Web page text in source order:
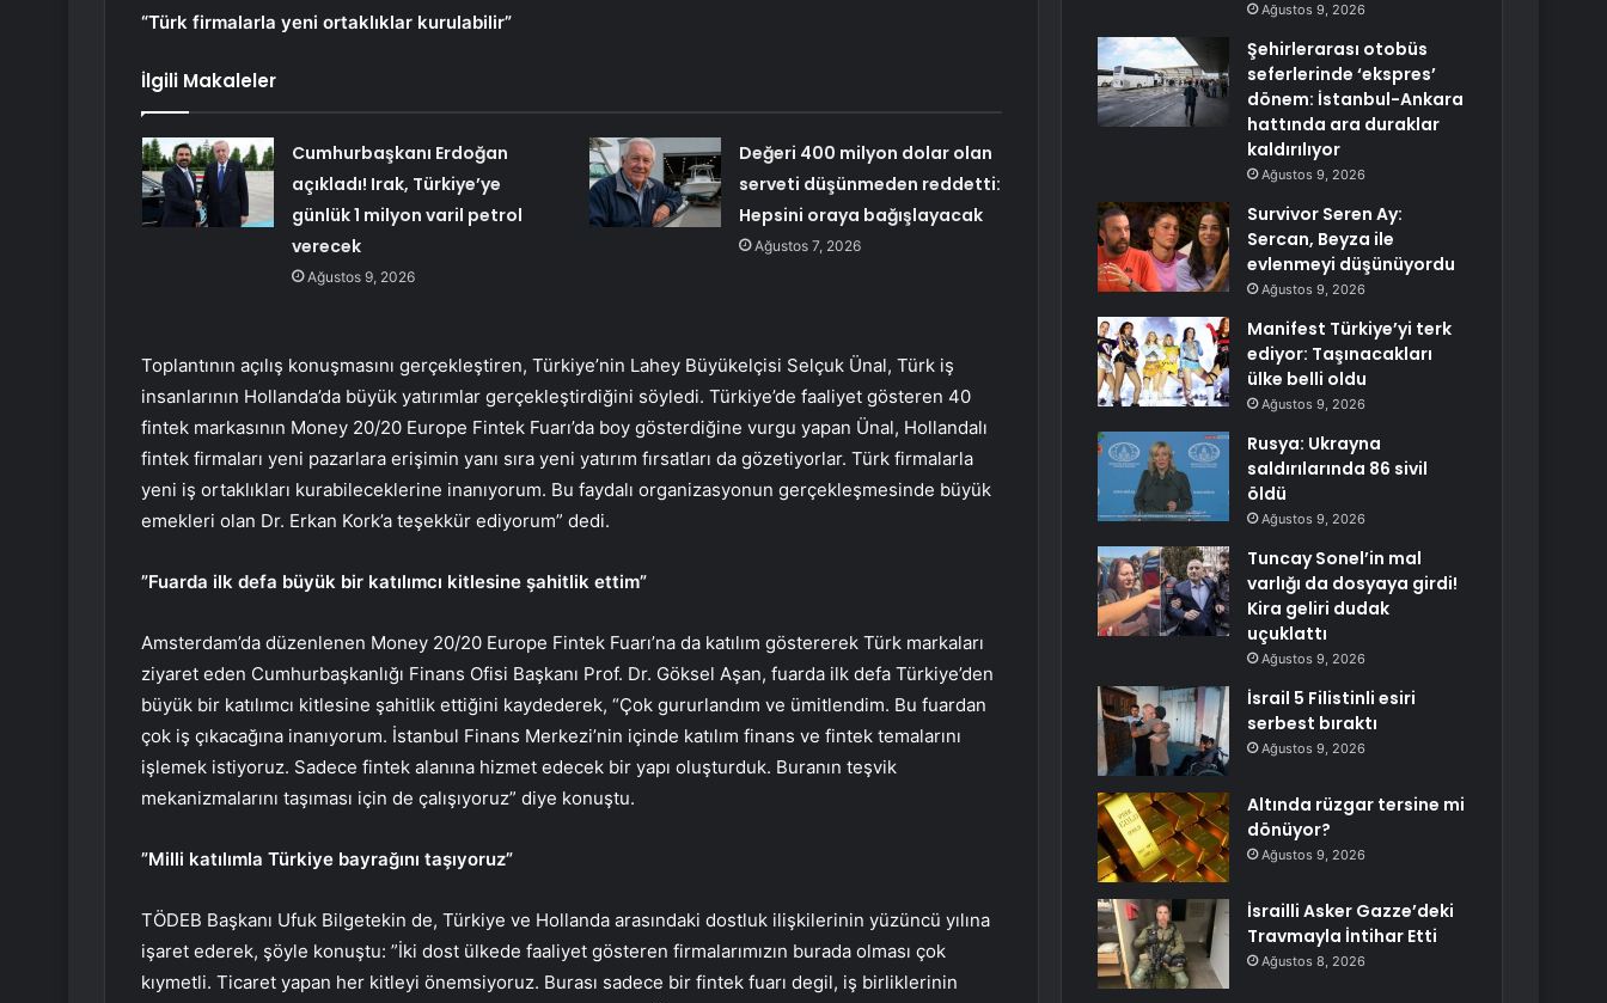
“Türk firmalarla yeni ortaklıklar kurulabilir”
İlgili Makaleler
Cumhurbaşkanı Erdoğan
açıkladı! Irak, Türkiye’ye
günlük 1 milyon varil petrol
verecek
Ağustos 9, 2026
Değeri 400 milyon dolar olan
serveti düşünmeden reddetti:
Hepsini oraya bağışlayacak
Ağustos 7, 2026
Toplantının açılış konuşmasını gerçekleştiren, Türkiye’nin Lahey Büyükelçisi Selçuk Ünal, Türk iş
insanlarının Hollanda’da büyük yatırımlar gerçekleştirdiğini söyledi. Türkiye’de faaliyet gösteren 40
fintek markasının Money 20/20 Europe Fintek Fuarı’da boy gösterdiğine vurgu yapan Ünal, Hollandalı
fintek firmaları yeni pazarlara erişimin yanı sıra yeni yatırım fırsatları da gözetiyorlar. Türk firmalarla
yeni iş ortaklıkları kurabileceklerine inanıyorum. Bu faydalı organizasyonun gerçekleşmesinde büyük
emekleri olan Dr. Erkan Kork’a teşekkür ediyorum” dedi.
”Fuarda ilk defa büyük bir katılımcı kitlesine şahitlik ettim”
Amsterdam’da düzenlenen Money 20/20 Europe Fintek Fuarı’na da katılım göstererek Türk markaları
ziyaret eden Cumhurbaşkanlığı Finans Ofisi Başkanı Prof. Dr. Göksel Aşan, fuarda ilk defa Türkiye’den
büyük bir katılımcı kitlesine şahitlik ettiğini kaydederek, “Çok gururlandım ve ümitlendim. Bu fuardan
çok iş çıkacağına inanıyorum. İstanbul Finans Merkezi’nin içinde katılım finans ve fintek temalarını
işlemek istiyoruz. Sadece fintek alanına hizmet edecek bir yapı oluşturduk. Buranın teşvik
mekanizmalarını taşıması için de çalışıyoruz” diye konuştu.
”Milli katılımla Türkiye bayrağını taşıyoruz”
TÖDEB Başkanı Ufuk Bilgetekin de, Türkiye ve Hollanda arasındaki dostluk ilişkilerinin yüzüncü yılına
işaret ederek, şöyle konuştu: ”İki dost ülkede faaliyet gösteren firmalarımızın burada olması çok
kıymetli. Ticaret yapan her kitleyi önemsiyoruz. Burası sadece bir fintek fuarı degil, iş birliklerinin
Ağustos 9, 2026
Şehirlerarası otobüs
seferlerinde ‘ekspres’
dönem: İstanbul-Ankara
hattında ara duraklar
kaldırılıyor
Ağustos 9, 2026
Survivor Seren Ay:
Sercan, Beyza ile
evlenmeyi düşünüyordu
Ağustos 9, 2026
Manifest Türkiye’yi terk
ediyor: Taşınacakları
ülke belli oldu
Ağustos 9, 2026
Rusya: Ukrayna
saldırılarında 86 sivil
öldü
Ağustos 9, 2026
Tuncay Sonel’in mal
varlığı da dosyaya girdi!
Kira geliri dudak
uçuklattı
Ağustos 9, 2026
İsrail 5 Filistinli esiri
serbest bıraktı
Ağustos 9, 2026
Altında rüzgar tersine mi
dönüyor?
Ağustos 9, 2026
İsrailli Asker Gazze’deki
Travmayla İntihar Etti
Ağustos 8, 2026